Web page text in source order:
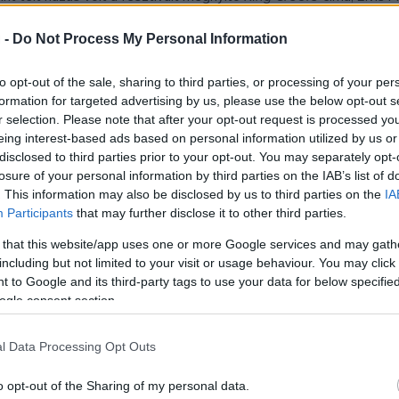
- Do Not Process My Personal Information
opt-out of the sale, sharing to third parties, or processing of your
for targeted advertising by us, please use the below opt-out
selection. Please note that after your opt-out request is processed
interest-based ads based on personal information utilized by us
to third parties prior to your opt-out. You may separately
of your personal information by third parties on the IAB’s list of
This information may also be disclosed by us to third parties on the
Participants that may further disclose it to other third parties.
that this website/app uses one or more Google services and may
but not limited to your visit or usage behaviour. You may
to Google and its third-party tags to use your data for below
consent section.
Data Processing Opt Outs
opt-out of the Sharing of my personal data.
István téren megrendezett ingyenes vetítések
meg aMacskafogót, aSzelíd motorosokés a
a Győri Filharmonikus Zenekar kísérte.
olyan alkotások, mintAz oroszlán ugrani készülBujtor
Törőcsik Mari alakításával. Bemutatták a Pannónia Filmstúdió
a csaknem száz reklám- és animációs rövidfilm szintén a
az idén először ingyenes akkreditációs karszalagot
mintegy háromezren vettek
Budapestre érkezett Thierry Frémaux, a lyoni
– A kaland kezdete
című filmet hozta el Budapestre,
és hangsúlyozta a restaurált klasszikus filmeket bemutató